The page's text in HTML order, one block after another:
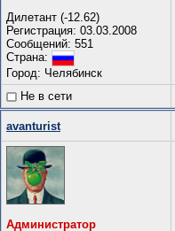
Дилетант (-12.62)
Регистрация: 03.03.2008
Сообщений: 551
Страна:
Город: Челябинск
Не в сети
avanturist
Администратор